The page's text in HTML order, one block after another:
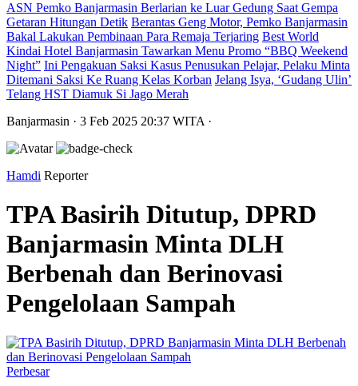
ASN Pemko Banjarmasin Berlarian ke Luar Gedung Saat Gempa
Getaran Hitungan Detik Berantas Geng Motor, Pemko Banjarmasin
Bakal Lakukan Pembinaan Para Remaja Terjaring Best World
Kindai Hotel Banjarmasin Tawarkan Menu Promo “BBQ Weekend
Night” Ini Pengakuan Saksi Kasus Penusukan Pelajar, Pelaku Minta
Ditemani Saksi Ke Ruang Kelas Korban Jelang Isya, ‘Gudang Ulin’
Telang HST Diamuk Si Jago Merah
Banjarmasin · 3 Feb 2025 20:37 WITA ·
Hamdi Reporter
TPA Basirih Ditutup, DPRD
Banjarmasin Minta DLH
Berbenah dan Berinovasi
Pengelolaan Sampah
Perbesar